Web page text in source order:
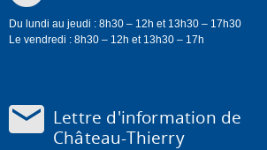
Du lundi au jeudi : 8h30 – 12h et 13h30 – 17h30
Le vendredi : 8h30 – 12h et 13h30 – 17h
Lettre d'information de
Château-Thierry